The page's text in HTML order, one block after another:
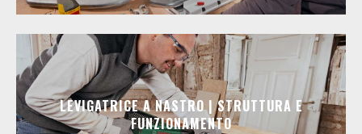
LEVIGATRICE A NASTRO | STRUTTURA E
FUNZIONAMENTO